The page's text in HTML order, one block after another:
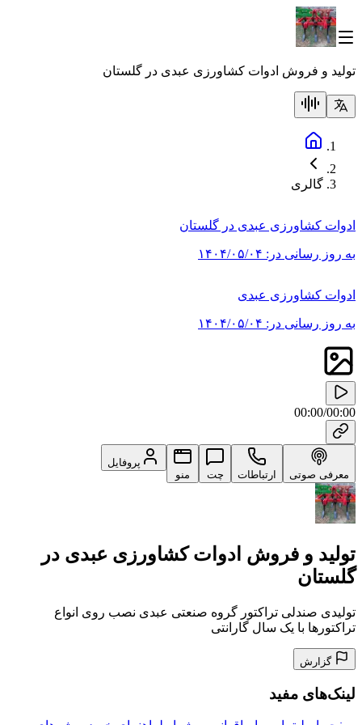
تولید و فروش ادوات کشاورزی عبدی در گلستان
گالری
ادوات کشاورزی عبدی در گلستان
به روز رسانی در: ۱۴۰۴/۰۵/۰۴
ادوات کشاورزی عبدی
به روز رسانی در: ۱۴۰۴/۰۵/۰۴
00:00/00:00
معرفی صوتی ارتباطات چت منو
پروفایل
تولید و فروش ادوات کشاورزی عبدی در
گلستان
تولیدی صندلی تراکتور گروه صنعتی عبدی نصب روی انواع
تراکتورها با یک سال گارانتی
گزارش
لینک‌های مفید